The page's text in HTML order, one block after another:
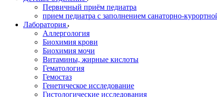
Первичный приём педиатра
прием педиатра с заполнением санаторно-
Лаборатория
Аллергология
Биохимия крови
Биохимия мочи
Витамины, жирные кислоты
Гематология
Гемостаз
Генетическое исследование
Гистологические исследования